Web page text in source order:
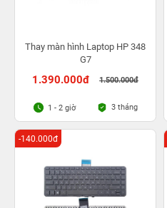
Thay màn hình Laptop HP 348
G7
1.390.000đ 1.500.000đ
1 - 2 giờ 3 tháng
-140.000đ